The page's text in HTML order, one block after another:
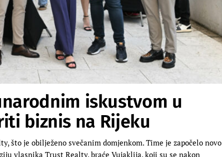
iskustvom u
biznis na Rijeku
što je obilježeno svečanim domjenkom. Time je započelo novo
vlasnika Trust Realty, braće Vujaklija, koji su se nakon